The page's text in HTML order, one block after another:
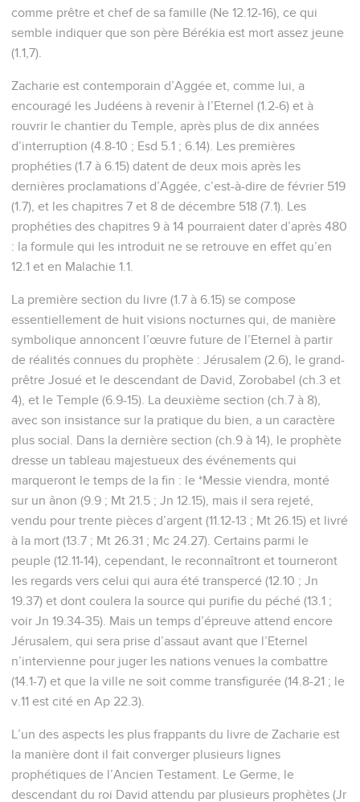
comme prêtre et chef de sa famille (Ne 12.12-16), ce qui
semble indiquer que son père Bérékia est mort assez jeune
(1.1,7).
Zacharie est contemporain d’Aggée et, comme lui, a
encouragé les Judéens à revenir à l’Eternel (1.2-6) et à
rouvrir le chantier du Temple, après plus de dix années
d’interruption (4.8-10 ; Esd 5.1 ; 6.14). Les premières
prophéties (1.7 à 6.15) datent de deux mois après les
dernières proclamations d’Aggée, c’est-à-dire de février 519
(1.7), et les chapitres 7 et 8 de décembre 518 (7.1). Les
prophéties des chapitres 9 à 14 pourraient dater d’après 480
: la formule qui les introduit ne se retrouve en effet qu’en
12.1 et en Malachie 1.1.
La première section du livre (1.7 à 6.15) se compose
essentiellement de huit visions nocturnes qui, de manière
symbolique annoncent l’œuvre future de l’Eternel à partir
de réalités connues du prophète : Jérusalem (2.6), le grand-
prêtre Josué et le descendant de David, Zorobabel (ch.3 et
4), et le Temple (6.9-15). La deuxième section (ch.7 à 8),
avec son insistance sur la pratique du bien, a un caractère
plus social. Dans la dernière section (ch.9 à 14), le prophète
dresse un tableau majestueux des événements qui
marqueront le temps de la fin : le *Messie viendra, monté
sur un ânon (9.9 ; Mt 21.5 ; Jn 12.15), mais il sera rejeté,
vendu pour trente pièces d’argent (11.12-13 ; Mt 26.15) et livré
à la mort (13.7 ; Mt 26.31 ; Mc 24.27). Certains parmi le
peuple (12.11-14), cependant, le reconnaîtront et tourneront
les regards vers celui qui aura été transpercé (12.10 ; Jn
19.37) et dont coulera la source qui purifie du péché (13.1 ;
voir Jn 19.34-35). Mais un temps d’épreuve attend encore
Jérusalem, qui sera prise d’assaut avant que l’Eternel
n’intervienne pour juger les nations venues la combattre
(14.1-7) et que la ville ne soit comme transfigurée (14.8-21 ; le
v.11 est cité en Ap 22.3).
L’un des aspects les plus frappants du livre de Zacharie est
la manière dont il fait converger plusieurs lignes
prophétiques de l’Ancien Testament. Le Germe, le
descendant du roi David attendu par plusieurs prophètes (Jr